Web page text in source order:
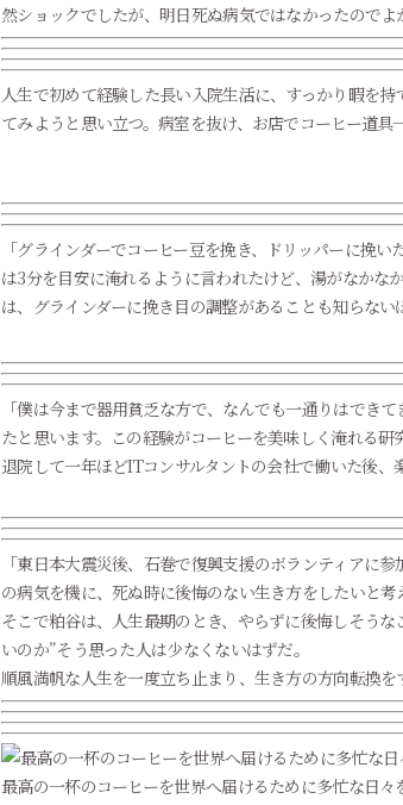
然ショックでしたが、明日死ぬ病気ではなかったのでよ
人生で初めて経験した長い入院生活に、すっかり暇を
てみようと思い立つ。病室を抜け、お店でコーヒー道
「グラインダーでコーヒー豆を挽き、ドリッパーに挽
は3分を目安に淹れるように言われたけど、湯がなかな
は、グラインダーに挽き目の調整があることも知らな
「僕は今まで器用貧乏な方で、なんでも一通りはでき
たと思います。この経験がコーヒーを美味しく淹れる研
退院して一年ほどITコンサルタントの会社で働いた後、
「東日本大震災後、石巻で復興支援のボランティアに
の病気を機に、死ぬ時に後悔のない生き方をしたいと考
そこで粕谷は、人生最期のとき、やらずに後悔しそう
いのか”そう思った人は少なくないはずだ。
順風満帆な人生を一度立ち止まり、生き方の方向転換
最高の一杯のコーヒーを世界へ届けるために多忙な日々